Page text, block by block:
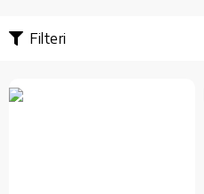
Filteri